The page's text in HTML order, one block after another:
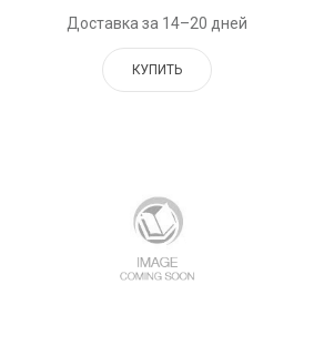
Доставка за 14–20 дней
КУПИТЬ